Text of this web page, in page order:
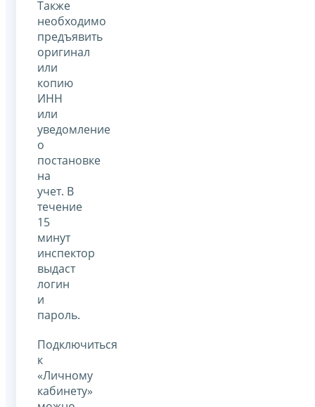
Также
необходимо
предъявить
оригинал
или
копию
ИНН
или
уведомление
о
постановке
на
учет. В
течение
15
минут
инспектор
выдаст
логин
и
пароль.
Подключиться
к
«Личному
кабинету»